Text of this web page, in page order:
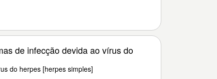
de infecção devida ao vírus do
do herpes [herpes simples]